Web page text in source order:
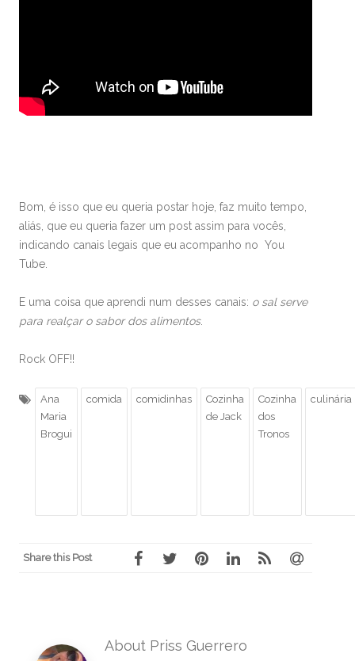
Bom, é isso que eu queria postar hoje, faz muito tempo,
aliás, que eu queria fazer um post assim para vocês,
indicando canais legais que eu acompanho no You
Tube.
E uma coisa que aprendi num desses canais: o sal serve
para realçar o sabor dos alimentos.
Rock OFF!!
Ana
Maria
Brogui
comida comidinhas
Cozinha
de Jack
Cozinha
dos
Tronos
culinária
Share this Post
About Priss Guerrero